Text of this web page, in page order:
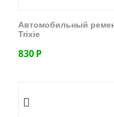
Автомобильный
Trixie
830Р